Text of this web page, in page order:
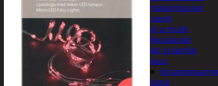
Kertakäyttöastiat
Lautaset
Lasit ja mukit
Leikkuulaudat
Padat ja kattilat
Tiskaus
Säilöntä